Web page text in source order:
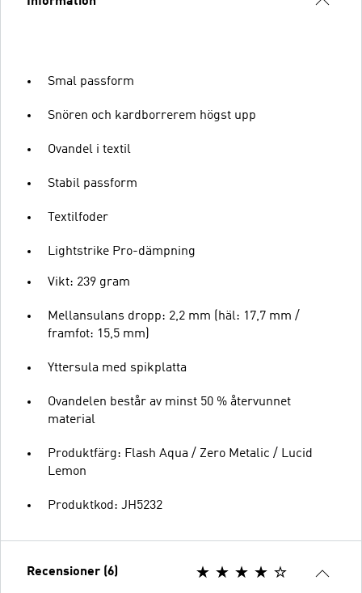
Smal passform
Snören och kardborrerem högst upp
Ovandel i textil
Stabil passform
Textilfoder
Lightstrike Pro-dämpning
Vikt: 239 gram
Mellansulans dropp: 2,2 mm (häl: 17,7 mm /
framfot: 15,5 mm)
Yttersula med spikplatta
Ovandelen består av minst 50 % återvunnet
material
Produktfärg: Flash Aqua / Zero Metalic / Lucid
Lemon
Produktkod: JH5232
Recensioner (6)